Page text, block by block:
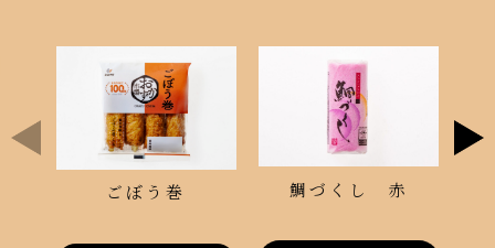
ごぼう巻 鯛づくし 赤